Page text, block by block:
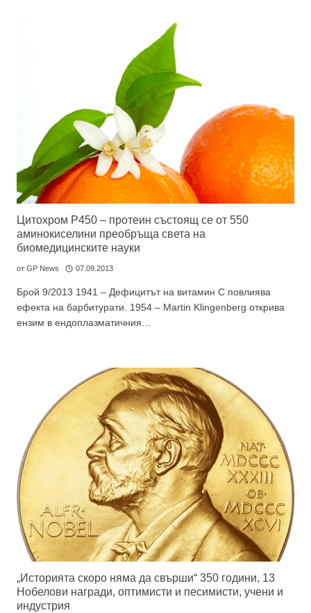
Цитохром Р450 – протеин състоящ се от 550
аминокиселини преобръща света на
биомедицинските науки
от GP News 07.09.2013
Брой 9/2013 1941 – Дефицитът на витамин С повлиява
ефекта на барбитурати. 1954 – Martin Klingenberg открива
ензим в ендоплазматичния…
„Историята скоро няма да свърши“ 350 години, 13
Нобелови награди, оптимисти и песимисти, учени и
индустрия